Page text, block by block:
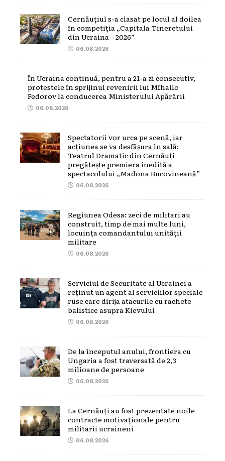
Cernăuțiul s-a clasat pe locul al doilea
în competiția „Capitala Tineretului
din Ucraina – 2026”
06.08.2026
În Ucraina continuă, pentru a 21-a zi consecutiv,
protestele în sprijinul revenirii lui Mîhailo
Fedorov la conducerea Ministerului Apărării
06.08.2026
Spectatorii vor urca pe scenă, iar
acțiunea se va desfășura în sală:
Teatrul Dramatic din Cernăuți
pregătește premiera inedită a
spectacolului „Madona Bucovineană”
06.08.2026
Regiunea Odesa: zeci de militari au
construit, timp de mai multe luni,
locuința comandantului unității
militare
06.08.2026
Serviciul de Securitate al Ucrainei a
reținut un agent al serviciilor speciale
ruse care dirija atacurile cu rachete
balistice asupra Kievului
06.08.2026
De la începutul anului, frontiera cu
Ungaria a fost traversată de 2,3
milioane de persoane
06.08.2026
La Cernăuți au fost prezentate noile
contracte motivaționale pentru
militarii ucraineni
06.08.2026